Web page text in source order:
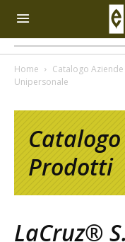
Home Catalogo
Unipersonale
Prodotti
LaCruz®